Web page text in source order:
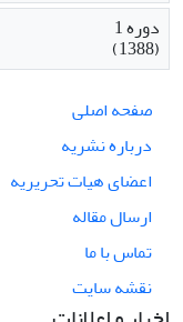
دوره 1
(1388)
صفحه اصلی
درباره نشریه
اعضای هیات تحریریه
ارسال مقاله
تماس با ما
نقشه سایت